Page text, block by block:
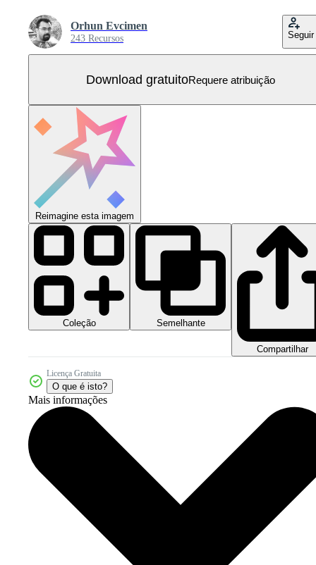
Orhun Evcimen
243 Recursos Seguir
Download gratuitoRequere atribuição
Reimagine esta imagem
Coleção Semelhante
Compartilhar
Licença Gratuita
O que é isto?
Mais informações